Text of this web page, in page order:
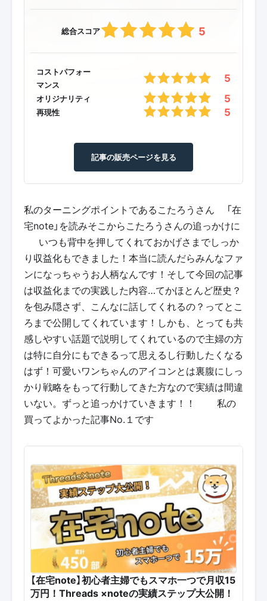
総合スコア 5
コストパフォー
マンス
5
オリジナリティ 5
再現性 5
記事の販売ページを見る
私のターニングポイントであるこたろうさん✨「在
宅note」を読みそこからこたろうさんの追っかけに
🥰 いつも背中を押してくれておかげさまでしっか
り収益化もできました！本当に読んだらみんなファ
ンになっちゃうお人柄なんです！そして今回の記事
は収益化までの実践した内容…てかほとんど歴史？
を包み隠さず、こんなに話してくれるの？ってとこ
ろまで公開してくれています！しかも、とっても共
感しやすい話題で説明してくれているので主婦の方
は特に自分にもできるって思えるし行動したくなる
はず！可愛いワンちゃんのアイコンとは裏腹にしっ
かり戦略をもって行動してきた方なので実績は間違
いない。ずっと追っかけていきます！！🔥 私の
買ってよかった記事No.１です✨
【在宅note】初心者主婦でもスマホ一つで月収15
万円！Threads ×noteの実績ステップ大公開！